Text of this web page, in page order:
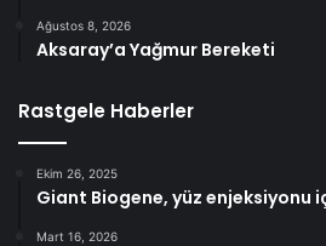
Ağustos 8, 2026
Aksaray’a Yağmur Bereketi
Rastgele Haberler
Ekim 26, 2025
Giant Biogene, yüz enjeksiyonu
Mart 16, 2026